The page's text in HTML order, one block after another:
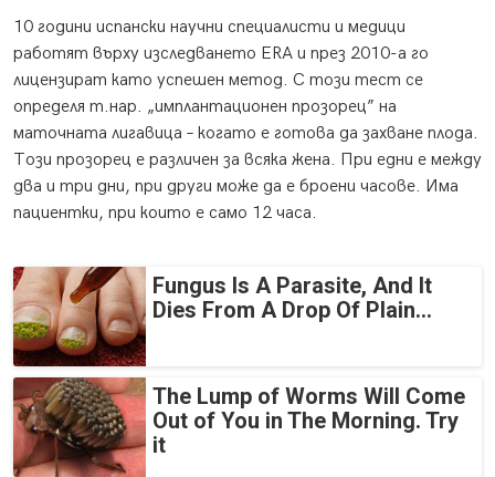
10 години испански научни специалисти и медици
работят върху изследването ERA и през 2010-а го
лицензират като успешен метод. С този тест се
определя т.нар. „имплантационен прозорец” на
маточната лигавица – когато е готова да захване плода.
Този прозорец е различен за всяка жена. При едни е между
два и три дни, при други може да е броени часове. Има
пациентки, при които е само 12 часа.
Fungus Is A Parasite, And It
Dies From A Drop Of Plain...
The Lump of Worms Will Come
Out of You in The Morning. Try
it